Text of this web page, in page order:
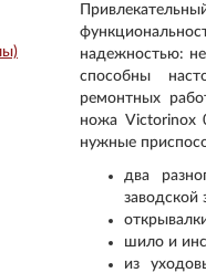
надежностью:
способны
ремонтных
ножа Victorinox
нужные
два
заводской
шило и
из